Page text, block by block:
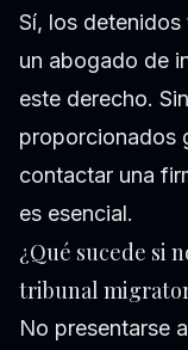
Sí, los
un abogado de
este derecho.
proporcionados
contactar una
es esencial.
¿Qué sucede si
tribunal
No presentarse